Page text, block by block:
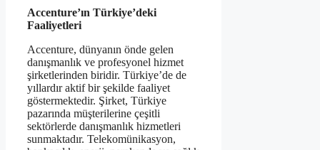
Accenture’ın Türkiye’deki
Faaliyetleri
Accenture, dünyanın önde gelen
danışmanlık ve profesyonel hizmet
şirketlerinden biridir. Türkiye’de de
yıllardır aktif bir şekilde faaliyet
göstermektedir. Şirket, Türkiye
pazarında müşterilerine çeşitli
sektörlerde danışmanlık hizmetleri
sunmaktadır. Telekomünikasyon,